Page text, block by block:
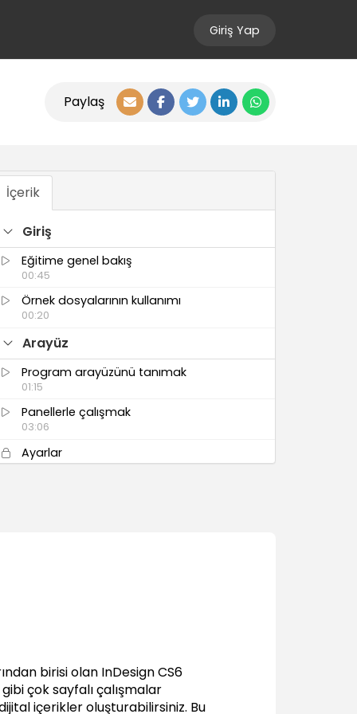
Giriş Yap
Paylaş
İçerik
Giriş
Eğitime genel bakış
00:45
Örnek dosyalarının kullanımı
00:20
Arayüz
Program arayüzünü tanımak
01:15
Panellerle çalışmak
03:06
Ayarlar
01:06
Yeni Döküman Oluşturmak
Yeni belge oluşturmak
birisi olan InDesign CS6
çok sayfalı çalışmalar
içerikler oluşturabilirsiniz. Bu